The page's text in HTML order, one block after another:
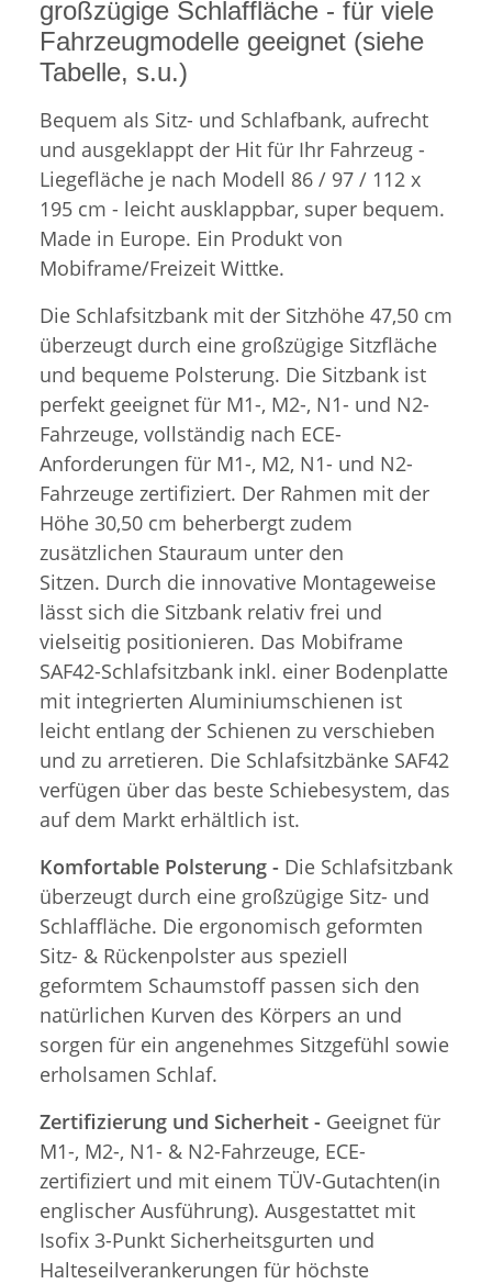
großzügige Schlaffläche - für viele
Fahrzeugmodelle geeignet (siehe
Tabelle, s.u.)
Bequem als Sitz- und Schlafbank, aufrecht
und ausgeklappt der Hit für Ihr Fahrzeug -
Liegefläche je nach Modell 86 / 97 / 112 x
195 cm - leicht ausklappbar, super bequem.
Made in Europe. Ein Produkt von
Mobiframe/Freizeit Wittke.
Die Schlafsitzbank mit der Sitzhöhe 47,50 cm
überzeugt durch eine großzügige Sitzfläche
und bequeme Polsterung. Die Sitzbank ist
perfekt geeignet für M1-, M2-, N1- und N2-
Fahrzeuge, vollständig nach ECE-
Anforderungen für M1-, M2, N1- und N2-
Fahrzeuge zertifiziert. Der Rahmen mit der
Höhe 30,50 cm beherbergt zudem
zusätzlichen Stauraum unter den
Sitzen. Durch die innovative Montageweise
lässt sich die Sitzbank relativ frei und
vielseitig positionieren. Das Mobiframe
SAF42-Schlafsitzbank inkl. einer Bodenplatte
mit integrierten Aluminiumschienen ist
leicht entlang der Schienen zu verschieben
und zu arretieren. Die Schlafsitzbänke SAF42
verfügen über das beste Schiebesystem, das
auf dem Markt erhältlich ist.
Komfortable Polsterung - Die Schlafsitzbank
überzeugt durch eine großzügige Sitz- und
Schlaffläche. Die ergonomisch geformten
Sitz- & Rückenpolster aus speziell
geformtem Schaumstoff passen sich den
natürlichen Kurven des Körpers an und
sorgen für ein angenehmes Sitzgefühl sowie
erholsamen Schlaf.
Zertifizierung und Sicherheit - Geeignet für
M1-, M2-, N1- & N2-Fahrzeuge, ECE-
zertifiziert und mit einem TÜV-Gutachten(in
englischer Ausführung). Ausgestattet mit
Isofix 3-Punkt Sicherheitsgurten und
Halteseilverankerungen für höchste